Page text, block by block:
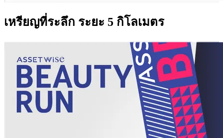
เหรียญที่ระลึก ระยะ 5 กิโลเมตร